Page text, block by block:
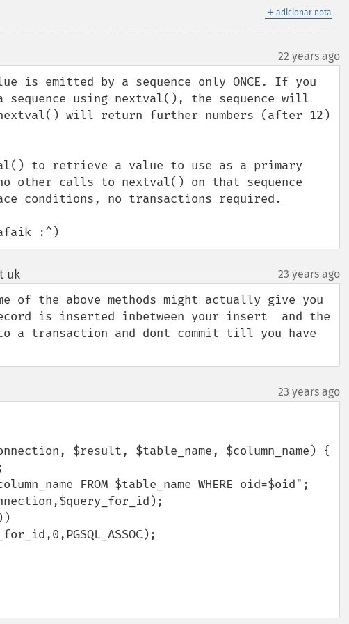
＋ adicionar nota
22 years ago
is emitted by a sequence only ONCE. If you
sequence using nextval(), the sequence will
nextval() will return further numbers (after 12)
to retrieve a value to use as a primary
other calls to nextval() on that sequence
conditions, no transactions required.
:^)
uk¶ 23 years ago
of the above methods might actually give you
is inserted inbetween your insert  and the
transaction and dont commit till you have
23 years ago
$result, $table_name, $column_name) {